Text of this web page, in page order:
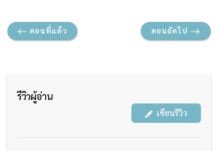
ตอนที่แล้ว ตอนถัดไป
รีวิวผู้อ่าน
เขียนรีวิว